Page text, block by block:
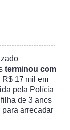
terminou com
R$ 17 mil em
pela Polícia
de 3 anos
para arrecadar